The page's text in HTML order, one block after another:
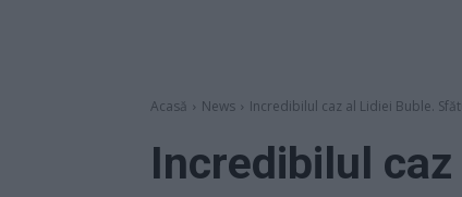
Acasă News Incredibilul caz al Lidiei Buble.
Incredibilul